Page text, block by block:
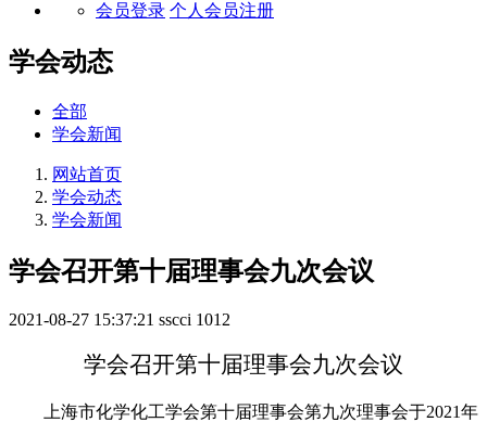
会员登录 个人会员注册
学会动态
全部
学会新闻
网站首页
学会动态
学会新闻
学会召开第十届理事会九次会议
2021-08-27 15:37:21 sscci 1012
学会召开第十届理事会九次会议
上海市化学化工学会第十届理事会第九次理事会于2021年